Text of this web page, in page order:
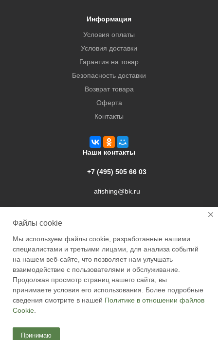
Информация
Условия оплаты
Условия доставки
Гарантия на товар
Безопасность доставки
Возврат товара
Оферта
Контакты
Наши контакты
+7 (495) 505 66 03
afishing@bk.ru
2026 © Academyfishing - продажа товаров для рыбалки по
Москве и России
Файлы cookie
Мы используем файлы cookie, разработанные нашими
специалистами и третьими лицами, для анализа событий
на нашем веб-сайте, что позволяет нам улучшать
взаимодействие с пользователями и обслуживание.
Продолжая просмотр страниц нашего сайта, вы
принимаете условия его использования. Более подробные
сведения смотрите в нашей Политике в отношении файлов
Cookie
Принимаю